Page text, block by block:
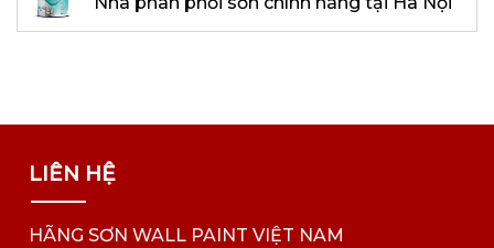
LIÊN HỆ
HÃNG SƠN WALL PAINT VIỆT NAM